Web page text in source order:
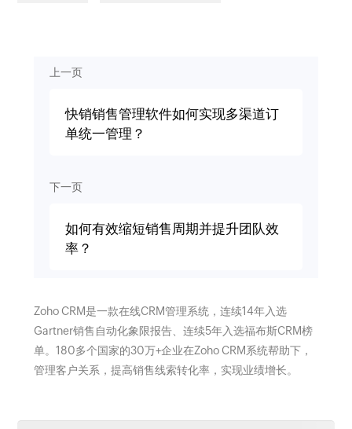
上一页
快销销售管理软件如何实现多渠道订
单统一管理？
下一页
如何有效缩短销售周期并提升团队效
率？
Zoho CRM是一款在线CRM管理系统，连续14年入选
Gartner销售自动化象限报告、连续5年入选福布斯CRM榜
单。180多个国家的30万+企业在Zoho CRM系统帮助下，
管理客户关系，提高销售线索转化率，实现业绩增长。